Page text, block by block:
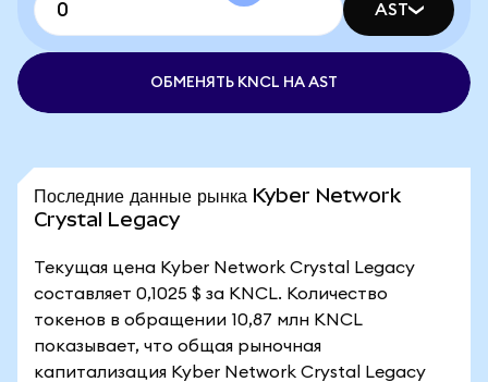
AST
ОБМЕНЯТЬ KNCL НА AST
Последние данные рынка Kyber Network
Crystal Legacy
Текущая цена Kyber Network Crystal Legacy
составляет 0,1025 $ за KNCL. Количество
токенов в обращении 10,87 млн KNCL
показывает, что общая рыночная
капитализация Kyber Network Crystal Legacy